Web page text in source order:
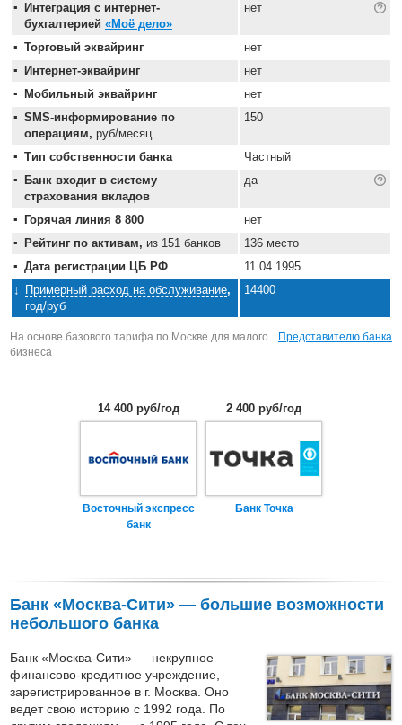
Интеграция с интернет-
бухгалтерией «Моё дело»
нет
Торговый эквайринг
нет
Интернет-эквайринг
нет
Мобильный эквайринг
нет
SMS-информирование по
операциям, руб/месяц
150
Тип собственности банка
Частный
Банк входит в систему
страхования вкладов
да
Горячая линия 8 800
нет
Рейтинг по активам, из 151 банков
136 место
Дата регистрации ЦБ РФ
11.04.1995
Примерный расход на обслуживание,
год/руб
14400
На основе базового тарифа по Москве для малого
бизнеса
Представителю банка
14 400 руб/год
Восточный экспресс
банк
2 400 руб/год
Банк Точка
Банк «Москва-Сити» — большие возможности
небольшого банка
Банк «Москва-Сити» — некрупное
финансово-кредитное учреждение,
зарегистрированное в г. Москва. Оно
ведет свою историю с 1992 года. По